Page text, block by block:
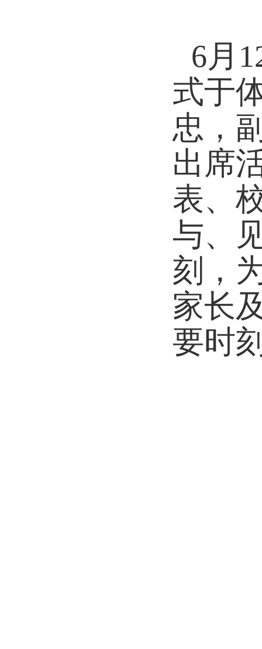
6月
式于
忠，
出席
表、
与、
刻，
家长
要时